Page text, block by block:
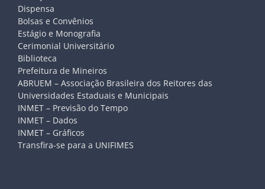
Dispensa
Bolsas e Convênios
Estágio e Monografia
Cerimonial Universitário
Biblioteca
Prefeitura de Mineiros
ABRUEM – Associação Brasileira dos Reitores das
Universidades Estaduais e Municipais
INMET – Previsão do Tempo
INMET – Dados
INMET – Gráficos
Transfira-se para a UNIFIMES